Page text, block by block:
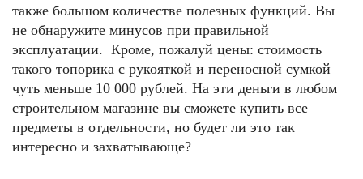
также большом количестве полезных функций. Вы
не обнаружите минусов при правильной
эксплуатации. Кроме, пожалуй цены: стоимость
такого топорика с рукояткой и переносной сумкой
чуть меньше 10 000 рублей. На эти деньги в любом
строительном магазине вы сможете купить все
предметы в отдельности, но будет ли это так
интересно и захватывающе?